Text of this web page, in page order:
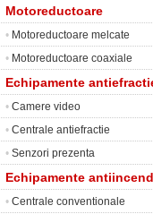
Motoreductoare
• Motoreductoare melcate
• Motoreductoare coaxiale
Echipamente
• Camere video
• Centrale antiefractie
• Senzori prezenta
Echipamente
• Centrale conventionale